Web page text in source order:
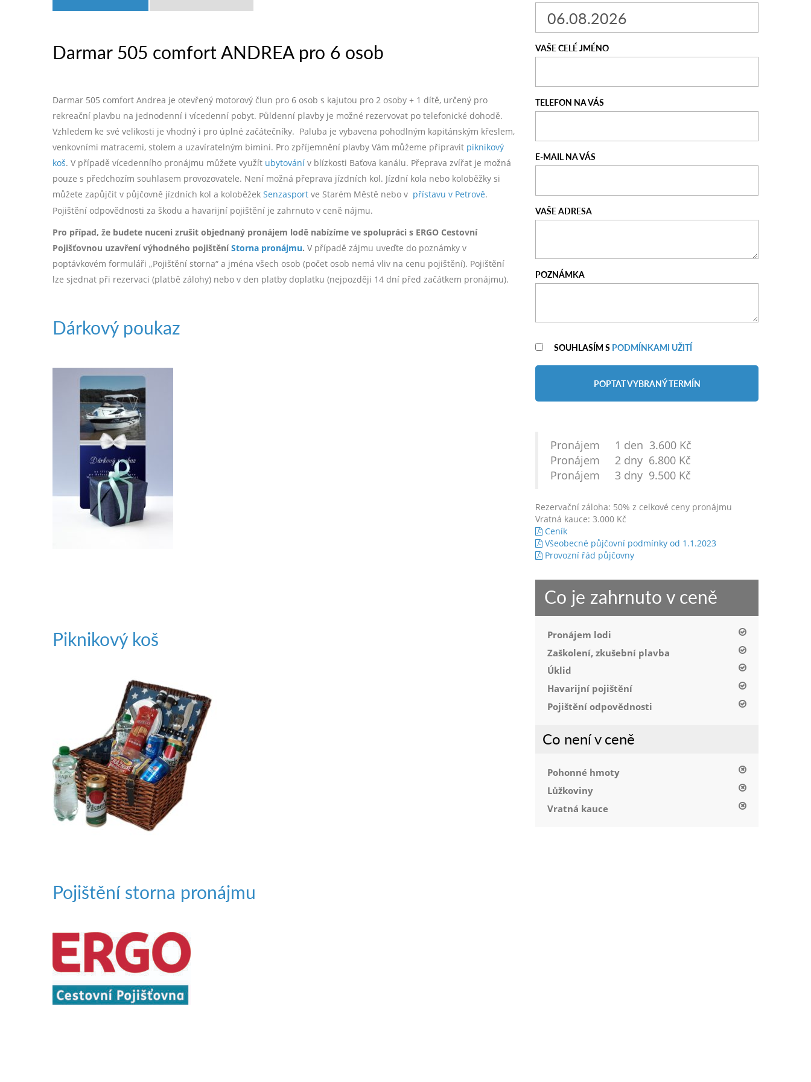
VAŠE CELÉ JMÉNO
TELEFON NA VÁS
E-MAIL NA VÁS
VAŠE ADRESA
POZNÁMKA
SOUHLASÍM S PODMÍNKAMI UŽITÍ
POPTAT VYBRANÝ TERMÍN
Pronájem 1 den 3.600 Kč
Pronájem 2 dny 6.800 Kč
Pronájem 3 dny 9.500 Kč
Rezervační záloha: 50% z celkové ceny pronájmu
Vratná kauce: 3.000 Kč
Ceník
Všeobecné půjčovní podmínky od 1.1.2023
Provozní řád půjčovny
Co je zahrnuto v ceně
Pronájem lodi
Zaškolení, zkušební plavba
Úklid
Havarijní pojištění
Pojištění odpovědnosti
Co není v ceně
Pohonné hmoty
Lůžkoviny
Vratná kauce
Darmar 505 comfort ANDREA pro 6 osob
Darmar 505 comfort Andrea je otevřený motorový člun pro 6 osob s kajutou pro 2 osoby + 1 dítě, určený pro
rekreační plavbu na jednodenní i vícedenní pobyt. Půldenní plavby je možné rezervovat po telefonické dohodě.
Vzhledem ke své velikosti je vhodný i pro úplné začátečníky. Paluba je vybavena pohodlným kapitánským křeslem,
venkovními matracemi, stolem a uzavíratelným bimini. Pro zpříjemnění plavby Vám můžeme připravit piknikový
koš. V případě vícedenního pronájmu můžete využít ubytování v blízkosti Baťova kanálu. Přeprava zvířat je možná
pouze s předchozím souhlasem provozovatele. Není možná přeprava jízdních kol. Jízdní kola nebo koloběžky si
můžete zapůjčit v půjčovně jízdních kol a koloběžek Senzasport ve Starém Městě nebo v přístavu v Petrově.
Pojištění odpovědnosti za škodu a havarijní pojištění je zahrnuto v ceně nájmu.
Pro případ, že budete nuceni zrušit objednaný pronájem lodě nabízíme ve spolupráci s ERGO Cestovní
Pojišťovnou uzavření výhodného pojištěníStorna pronájmu. V případě zájmu uveďte do poznámky v
poptávkovém formuláři „Pojištění storna“ a jména všech osob (počet osob nemá vliv na cenu pojištění). Pojištění
lze sjednat při rezervaci (platbě zálohy) nebo v den platby doplatku (nejpozději 14 dní před začátkem pronájmu).
Dárkový poukaz
Piknikový koš
Pojištění storna pronájmu